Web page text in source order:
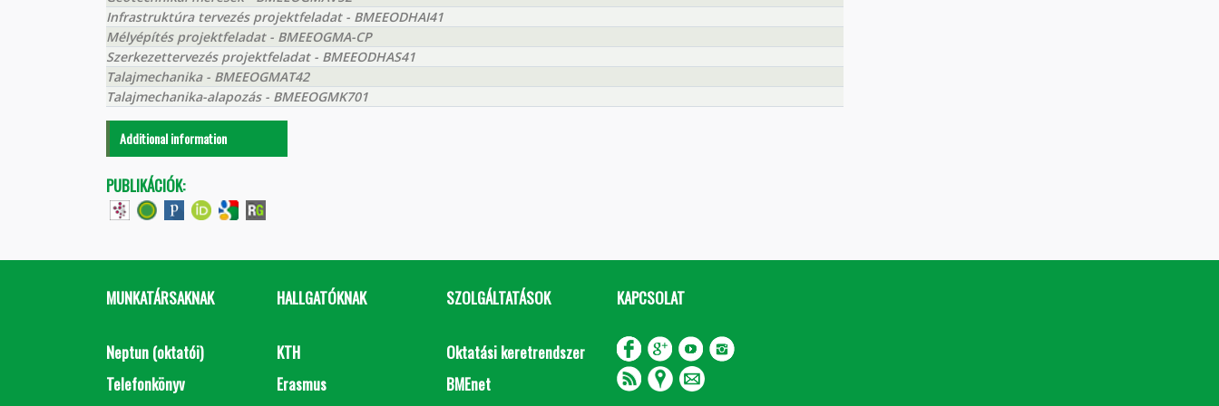
Infrastruktúra tervezés projektfeladat - BMEEODHAI41
Mélyépítés projektfeladat - BMEEOGMA-CP
Szerkezettervezés projektfeladat - BMEEODHAS41
Talajmechanika - BMEEOGMAT42
Talajmechanika-alapozás - BMEEOGMK701
Additional information
PUBLIKÁCIÓK:
MUNKATÁRSAKNAK
Neptun (oktatói)
Telefonkönyv
HALLGATÓKNAK
KTH
Erasmus
SZOLGÁLTATÁSOK
Oktatási keretrendszer
BMEnet
KAPCSOLAT